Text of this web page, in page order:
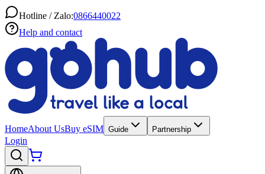
Hotline / Zalo:0866440022
Help and contact
HomeAbout UsBuy eSIM Guide Partnership
Login